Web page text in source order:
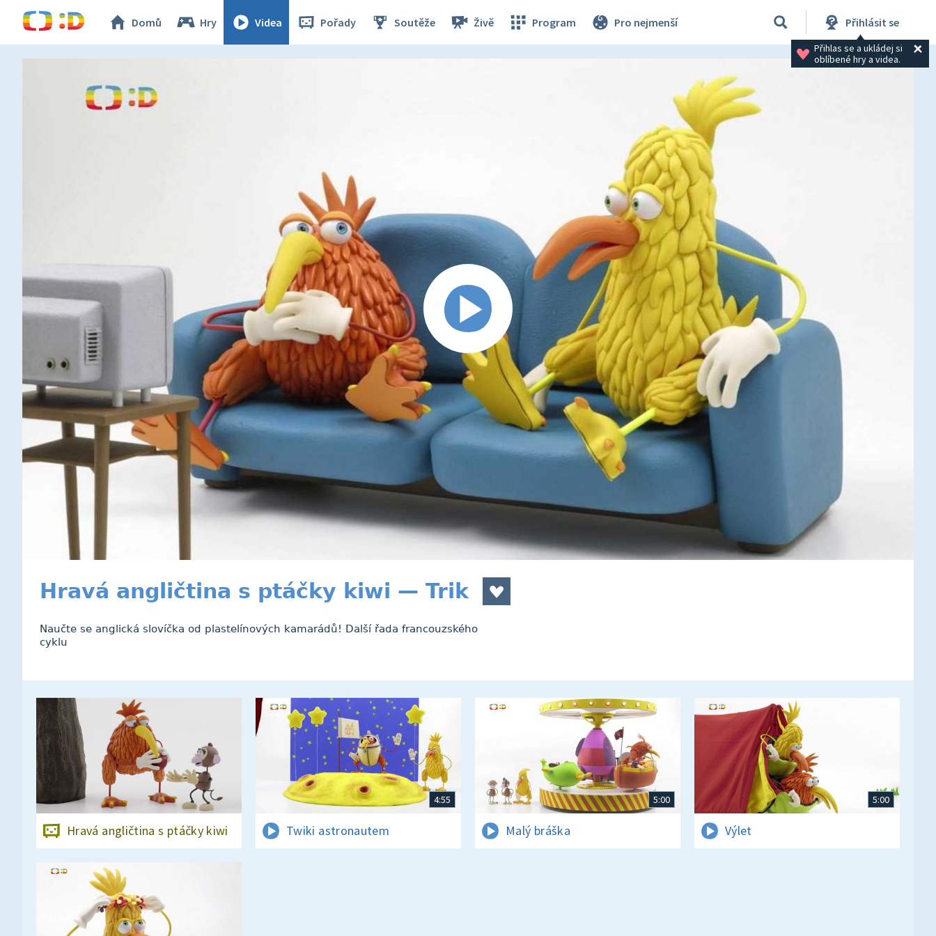
Domů Hry Videa Pořady Soutěže Živě Program Pro nejmenší Přihlásit se
Přihlas se a ukládej si
oblíbené hry a videa.
Hravá angličtina s ptáčky kiwi — Trik
Naučte se anglická slovíčka od plastelínových kamarádů! Další řada francouzského
cyklu
Hravá angličtina s ptáčky kiwi
4:55
Twiki astronautem
5:00
Malý bráška
5:00
Výlet